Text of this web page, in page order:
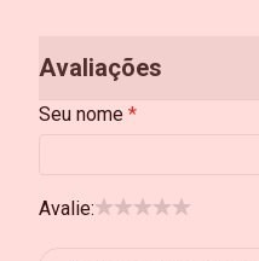
Avaliações
Seu nome
Avalie: